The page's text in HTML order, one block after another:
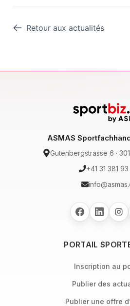
Retour aux actualités
ASMAS
Gutenbergstrasse 6 ·
+41 31 381
PORTAIL
Inscription au
Publier des
Publier une offre